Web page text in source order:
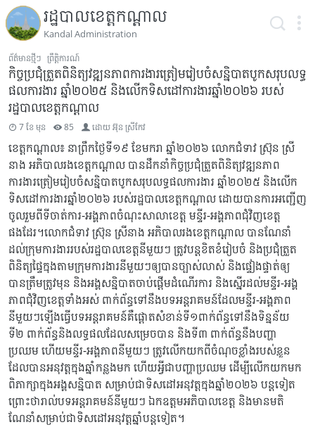
រដ្ឋបាលខេត្តកណ្តាល
Kandal Administration
ព័ត៌មានថ្មីៗ ព្រឹត្តិការណ៍
កិច្ចប្រជុំត្រួតពិនិត្យវឌ្ឍនភាពការងារត្រៀមរៀបចំសន្និបាតបូកសរុបលទ្ធ
ផលការងារ ឆ្នាំ២០២៥ និងលើកទិសដៅការងារឆ្នាំ២០២៦ របស់
រដ្ឋបាលខេត្តកណ្តាល
7 ខែ មុន 85 ដោយអ៊ុន ស្រីកែវ
ខេត្តកណ្តាល៖ នាព្រឹកថ្ងៃទី១៩ ខែមករា ឆ្នាំ២០២៦ លោកជំទាវ ស្រ៊ុន ស្រី
នាង អភិបាលរងខេត្តកណ្តាល បានដឹកនាំកិច្ចប្រជុំត្រួតពិនិត្យវឌ្ឍនភាព
ការងារត្រៀមរៀបចំសន្និបាតបូកសរុបលទ្ធផលការងារ ឆ្នាំ២០២៥ និងលើក
ទិសដៅការងារឆ្នាំ២០២៦ របស់រដ្ឋបាលខេត្តកណ្តាល ដោយបានការអញ្ជើញ
ចូលរួមពីទីចាត់ការ-អង្គភាពចំណុះសាលាខេត្ត មន្ទីរ-អង្គភាពជុំវិញខេត្ត
ផងដែរ។លោកជំទាវ ស្រ៊ុន ស្រីនាង អភិបាលរងខេត្តកណ្តាល បានណែនាំ
ដល់ក្រុមការងាររបស់រដ្ឋបាលខេត្តនីមួយៗ ត្រូវបន្តខិតខំរៀបចំ និងប្រជុំត្រួត
ពិនិត្យផ្ទៃក្នុងតាមក្រុមការងារនីមួយៗឲ្យបានច្បាស់លាស់ និងផ្ទៀងផ្ទាត់ឲ្យ
បានត្រឹមត្រូវមុន និងអង្គសន្និបាតចាប់ផ្ដើមដំណើរការ និងស្នើរដល់មន្ទីរ-អង្គ
ភាពជុំវិញខេត្តទាំងអស់ ពាក់ព័ន្ធទៅនឹងបទអន្តរាគមន៍ដែលមន្ទីរ-អង្គភាព
នីមួយៗឡើងធ្វើបទអន្តរាគមន៍គឺផ្ដោតសំខាន់ទី១ពាក់ព័ន្ធទៅនឹងទិន្នន័យ
ទី២ ពាក់ព័ន្ធនិងលទ្ធផលដែលសម្រេចបាន និងទី៣ ពាក់ព័ន្ធនឹងបញ្ហា
ប្រឈម ហើយមន្ទីរ-អង្គភាពនីមួយៗ ត្រូវលើកយកពីចំណុចខ្លាំងរបស់ខ្លួន
ដែលបានអនុវត្តក្នុងឆ្នាំកន្លងមក ហើយអ្វីជាបញ្ហាប្រឈម ដើម្បីលើកយកមក
ពិភាក្សាក្នុងអង្គសន្និបាត សម្រាប់ជាទិសដៅអនុវត្តក្នុងឆ្នាំ២០២៦ បន្តទៀត
ព្រោះថារាល់បទអន្តរាគមន៍នីមួយៗ ឯកឧត្តមអភិបាលខេត្ត និងមានមតិ
ណែនាំសម្រាប់ជាទិសដៅអនុវត្តឆ្នាំបន្តទៀត។